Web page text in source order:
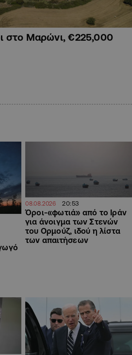
στο Μαρώνι, €225,000
08.08.2026 20:53
Όροι-«φωτιά» από το Ιράν
για άνοιγμα των Στενών
του Ορμούζ, ιδού η λίστα
των απαιτήσεων